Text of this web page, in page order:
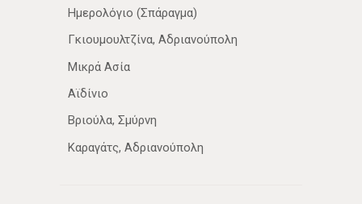
Ημερολόγιο (Σπάραγμα)
Γκιουμουλτζίνα, Αδριανούπολη
Μικρά Ασία
Αϊδίνιο
Βριούλα, Σμύρνη
Καραγάτς, Αδριανούπολη